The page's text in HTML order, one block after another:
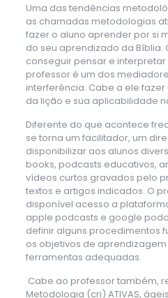
Uma das tendências
as chamadas metodologias
fazer o aluno aprender por si
do seu aprendizado da Bíblia.
conseguir pensar e interpretar
professor é um dos
interferência. Cabe a ele
da lição e sua aplicabilidade
Diferente do que acontece
se torna um facilitador, um
disponibilizar aos alunos
books, podcasts educativos,
vídeos curtos gravados pelo
textos e artigos indicados. O
disponível acesso a
apple podcasts e google
definir alguns procedimentos
os objetivos de
ferramentas adequadas.
Cabe ao professor também,
Metodologia (cri) ATIVAS,